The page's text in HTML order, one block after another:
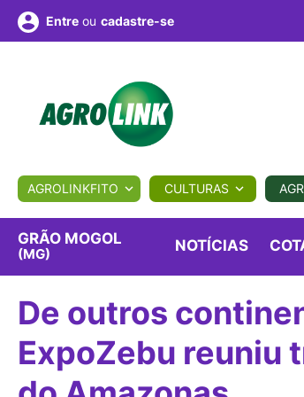
BIOLÓGICOS COTAÇÕES
Conversor Eventos
Entre ou cadastre-se
AGROLINKFITO CULTURAS
GRÃO MOGOL
(MG) NOTÍCIAS
De outros
ExpoZebu reuniu